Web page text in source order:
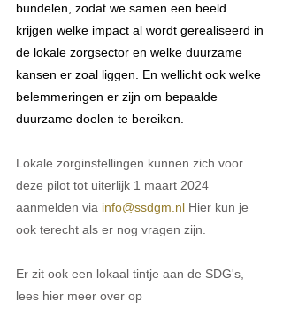
bundelen, zodat we samen een beeld
krijgen welke impact al wordt gerealiseerd in
de lokale zorgsector en welke duurzame
kansen er zoal liggen. En wellicht ook welke
belemmeringen er zijn om bepaalde
duurzame doelen te bereiken.
Lokale zorginstellingen kunnen zich voor
deze pilot tot uiterlijk 1 maart 2024
aanmelden via info@ssdgm.nl Hier kun je
ook terecht als er nog vragen zijn.
Er zit ook een lokaal tintje aan de SDG's,
lees hier meer over op